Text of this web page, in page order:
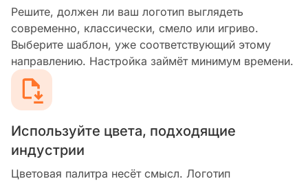
Решите, должен ли ваш логотип выглядеть
современно, классически, смело или игриво.
Выберите шаблон, уже соответствующий этому
направлению. Настройка займёт минимум времени.
Используйте цвета, подходящие
индустрии
Цветовая палитра несёт смысл. Логотип